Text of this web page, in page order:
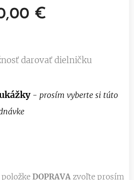
€
darovať dielničku
- prosím vyberte si túto
DOPRAVA zvoľte prosím